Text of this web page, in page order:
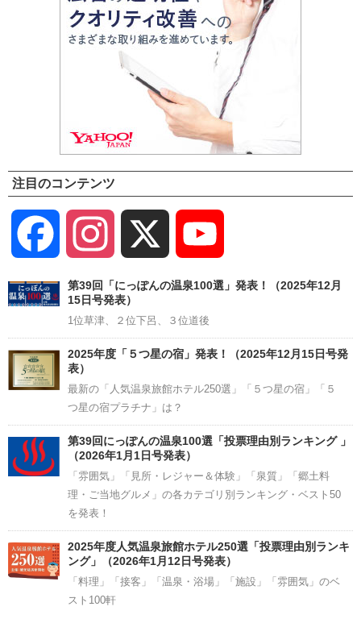
注目のコンテンツ
Facebook Instagram
Channel
第39回「にっぽんの温泉100選」発表！（2025年12月
15日号発表）
1位草津、２位下呂、３位道後
2025年度「５つ星の宿」発表！（2025年12月15日号発
表）
最新の「人気温泉旅館ホテル250選」「５つ星の宿」「５
つ星の宿プラチナ」は？
第39回にっぽんの温泉100選「投票理由別ランキング 」
（2026年1月1日号発表）
「雰囲気」「見所・レジャー＆体験」「泉質」「郷土料
理・ご当地グルメ」の各カテゴリ別ランキング・ベスト50
を発表！
2025年度人気温泉旅館ホテル250選「投票理由別ランキ
ング」（2026年1月12日号発表）
「料理」「接客」「温泉・浴場」「施設」「雰囲気」のベ
スト100軒